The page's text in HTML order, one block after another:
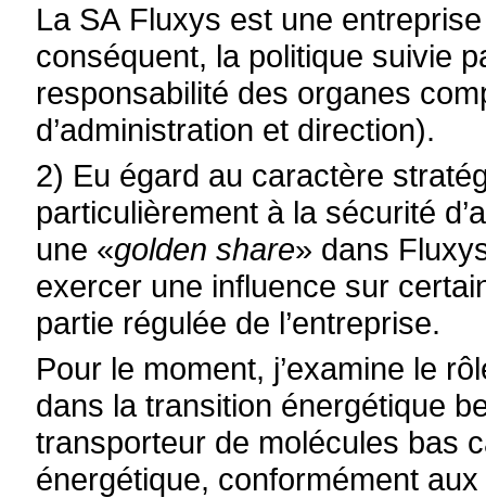
La SA Fluxys est une
conséquent, la politique suivie
responsabilité des organes
d’administration et direction).
2) Eu égard au caractère
particulièrement à la sécurité
une «golden share» dans
exercer une influence sur
partie régulée de l’entreprise.
Pour le moment, j’examine le
dans la transition énergétique
transporteur de molécules bas
énergétique, conformément